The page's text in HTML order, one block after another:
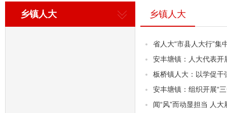
乡镇人大 乡镇人大
省人大“市县人大行”集
安丰塘镇：人大代表开
板桥镇人大：以学促干
安丰塘镇：组织开展“
闻“风”而动显担当 人